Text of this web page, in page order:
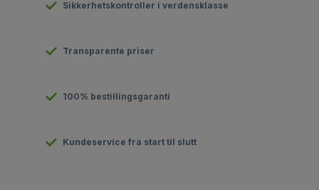
Sikkerhetskontroller i verdensklasse
Transparente priser
100% bestillingsgaranti
Kundeservice fra start til slutt